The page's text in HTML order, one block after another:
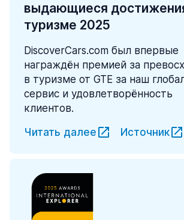
выдающиеся
туризме 2025
DiscoverCars.com был впервые
награждён премией за
в туризме от GTE за наш
сервис и удовлетворённость
клиентов.
Читать далее
Источник